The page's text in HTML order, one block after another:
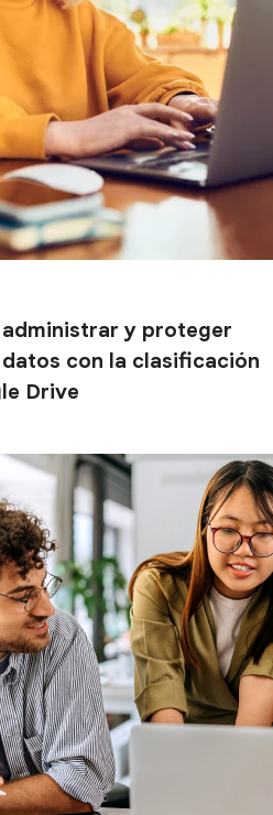
y proteger
con la clasificación
Drive